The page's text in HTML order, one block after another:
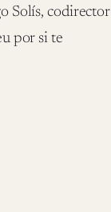
Solís, codirector
por si te